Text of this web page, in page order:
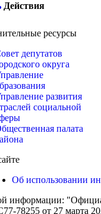
Действия
ресурсы
депутатов
округа
развития
социальной
палата
Об использовании
информации:
от 27 марта